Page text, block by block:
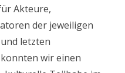
Akteure,
der jeweiligen
letzten
wir einen